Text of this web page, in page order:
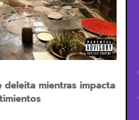
mientras impacta